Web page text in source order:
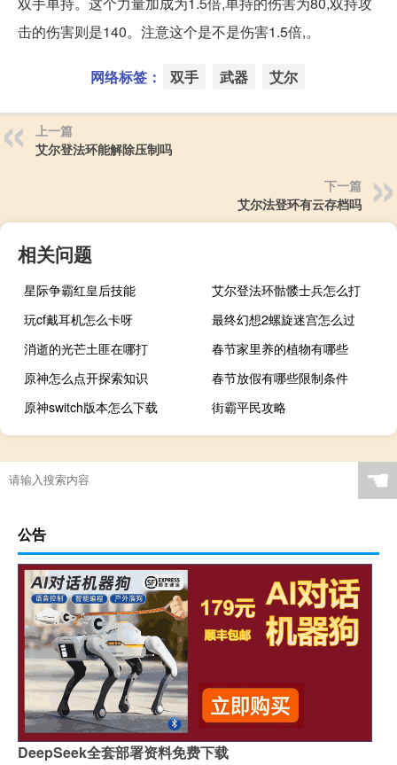
击的伤害则是140。注意这个是不是伤害1.5倍,。
网络标签： 双手 武器 艾尔
上一篇
艾尔登法环能解除压制吗
下一篇
艾尔法登环有云存档吗
相关问题
星际争霸红皇后技能
艾尔登法环骷髅士兵怎么打
玩cf戴耳机怎么卡呀
最终幻想2螺旋迷宫怎么过
消逝的光芒土匪在哪打
春节家里养的植物有哪些
原神怎么点开探索知识
春节放假有哪些限制条件
原神switch版本怎么下载
街霸平民攻略
☚
公告
DeepSeek全套部署资料免费下载